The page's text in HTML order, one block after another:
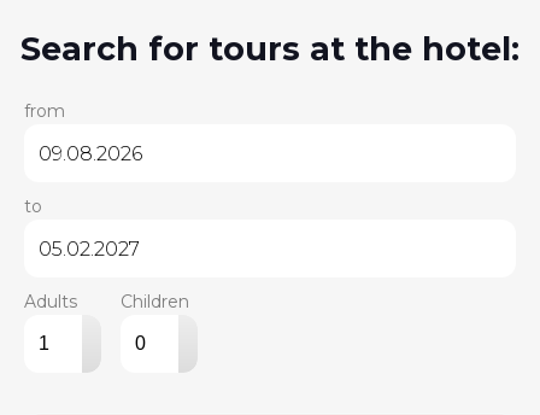
Search for tours at the hotel:
from
to
Adults Children